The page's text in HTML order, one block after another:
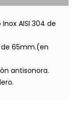
AISI 304 de
65mm.(en
antisonora.